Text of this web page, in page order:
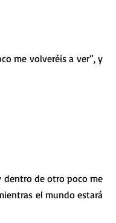
2023
de la Iglesia Católica
me volveréis a ver”, y
dentro de otro poco me
el mundo estará